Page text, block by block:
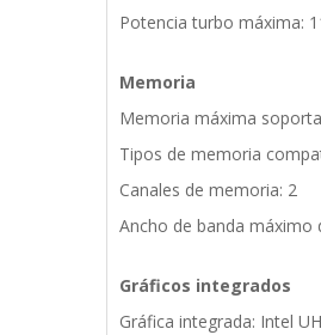
Potencia turbo máxima:
Memoria
Memoria máxima
Tipos de memoria
Canales de memoria: 2
Ancho de banda máximo
Gráficos integrados
Gráfica integrada: Intel